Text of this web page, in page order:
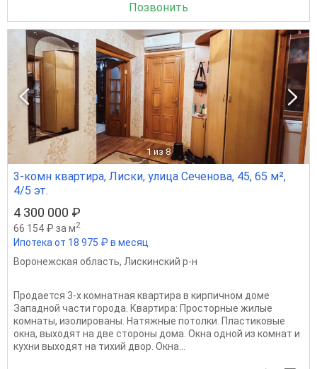
Позвонить
1 из 8
3-комн квартира, Лиски, улица Сеченова, 45, 65 м²,
4/5 эт.
4 300 000 ₽
66 154 ₽ за м2
Ипотека от 18 975 ₽ в месяц
Воронежская область, Лискинский р-н
Продается 3-х комнатная квартира в кирпичном доме
Западной части города. Квартира: Просторные жилые
комнаты, изолированы. Натяжные потолки. Пластиковые
окна, выходят на две стороны дома. Окна одной из комнат и
кухни выходят на тихий двор. Окна...